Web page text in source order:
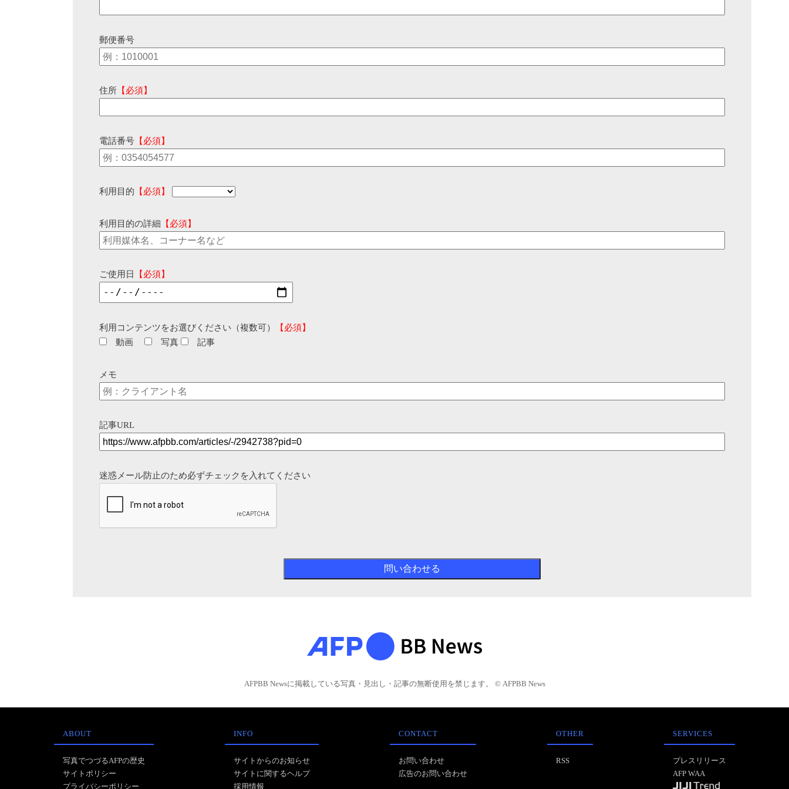
郵便番号
住所 【必須】
電話番号 【必須】
利用目的 【必須】
利用目的の詳細 【必須】
ご使用日 【必須】
利用コンテンツをお選びください（複数可）
【必須】
動画
写真 記事
メモ
記事URL
迷惑メール防止のため必ずチェックを入れてください
AFPBB Newsに掲載している写真・見出し・記事の無断使用を禁じます。 © AFPBB News
ABOUT
写真でつづるAFPの歴史
サイトポリシー
プライバシーポリシー
INFO
サイトからのお知らせ
サイトに関するヘルプ
採用情報
CONTACT
お問い合わせ
広告のお問い合わせ
OTHER
RSS
SERVICES
プレスリリース
AFP WAA